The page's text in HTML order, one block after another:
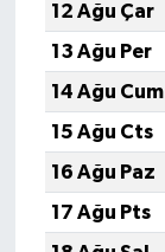
12 Ağu Çar
13 Ağu Per
14 Ağu Cum
15 Ağu Cts
16 Ağu Paz
17 Ağu Pts